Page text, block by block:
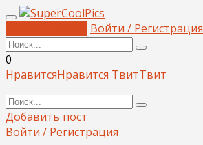
Войти / Регистрация
0
НравитсяНравится ТвитТвит
Добавить пост
Войти / Регистрация